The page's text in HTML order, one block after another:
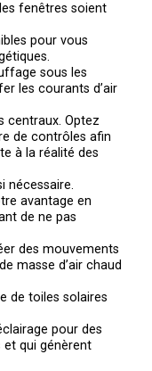
fenêtres soient
pour vous
sous les
les courants d’air
centraux. Optez
de contrôles afin
à la réalité des
nécessaire.
avantage en
de ne pas
des mouvements
masse d’air chaud
de toiles solaires
pour des
et qui génèrent